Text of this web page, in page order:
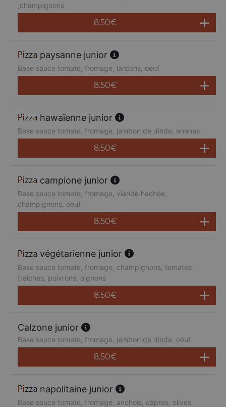
,champignons
8.50€
paysanne junior
Base sauce tomate, fromage, lardons, oeuf
8.50€
hawaïenne junior
Base sauce tomate, fromage, jambon de dinde, ananas
8.50€
campione junior
Base sauce tomate, fromage, viande hachée,
champignons, oeuf
8.50€
végétarienne junior
Base sauce tomate, fromage, champignons, tomates
fraîches, poivrons, oignons
8.50€
Calzone junior
Base sauce tomate, fromage, jambon de dinde, oeuf
8.50€
napolitaine junior
Base sauce tomate, fromage, anchois, câpres, olives